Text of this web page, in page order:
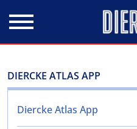
DIERCKE ATLAS APP
Diercke Atlas App